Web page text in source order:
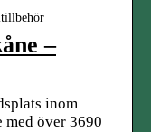
–
inom
över 3690